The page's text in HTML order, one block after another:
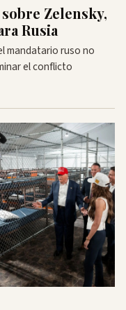
Zelensky,
Rusia
mandatario ruso no
el conflicto